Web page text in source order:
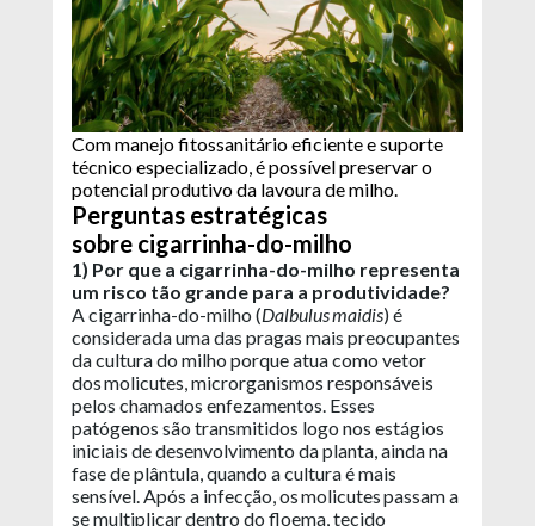
Com manejo fitossanitário eficiente e suporte
técnico especializado, é possível preservar o
potencial produtivo da lavoura de milho.
Perguntas estratégicas
sobre cigarrinha-do-milho
1) Por que a cigarrinha-do-milho representa
um risco tão grande para a produtividade?
A cigarrinha-do-milho (Dalbulus maidis) é
considerada uma das pragas mais preocupantes
da cultura do milho porque atua como vetor
dos molicutes, microrganismos responsáveis
pelos chamados enfezamentos. Esses
patógenos são transmitidos logo nos estágios
iniciais de desenvolvimento da planta, ainda na
fase de plântula, quando a cultura é mais
sensível. Após a infecção, os molicutes passam a
se multiplicar dentro do floema, tecido